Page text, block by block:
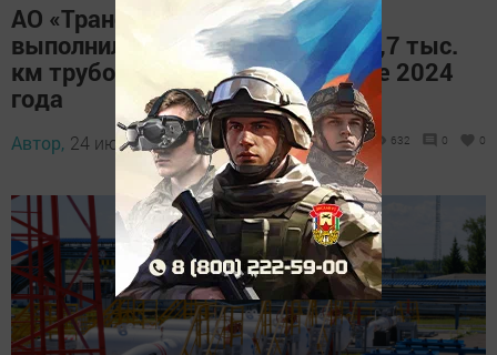
АО «Транснефть — Прикамье»
выполнило диагностику более 3,7 тыс.
км трубопроводов за I полугодие 2024
года
Автор, 24 июля 2024 - 12:00 632 0 0